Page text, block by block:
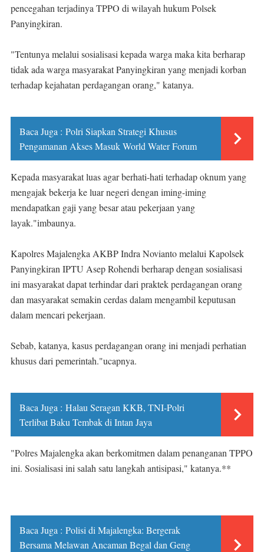
pencegahan terjadinya TPPO di wilayah hukum Polsek
Panyingkiran.
"Tentunya melalui sosialisasi kepada warga maka kita berharap
tidak ada warga masyarakat Panyingkiran yang menjadi korban
terhadap kejahatan perdagangan orang," katanya.
Baca Juga : Polri Siapkan Strategi Khusus
Pengamanan Akses Masuk World Water Forum
Kepada masyarakat luas agar berhati-hati terhadap oknum yang
mengajak bekerja ke luar negeri dengan iming-iming
mendapatkan gaji yang besar atau pekerjaan yang
layak."imbaunya.
Kapolres Majalengka AKBP Indra Novianto melalui Kapolsek
Panyingkiran IPTU Asep Rohendi berharap dengan sosialisasi
ini masyarakat dapat terhindar dari praktek perdagangan orang
dan masyarakat semakin cerdas dalam mengambil keputusan
dalam mencari pekerjaan.
Sebab, katanya, kasus perdagangan orang ini menjadi perhatian
khusus dari pemerintah."ucapnya.
Baca Juga : Halau Seragan KKB, TNI-Polri
Terlibat Baku Tembak di Intan Jaya
"Polres Majalengka akan berkomitmen dalam penanganan TPPO
ini. Sosialisasi ini salah satu langkah antisipasi," katanya.**
Baca Juga : Polisi di Majalengka: Bergerak
Bersama Melawan Ancaman Begal dan Geng